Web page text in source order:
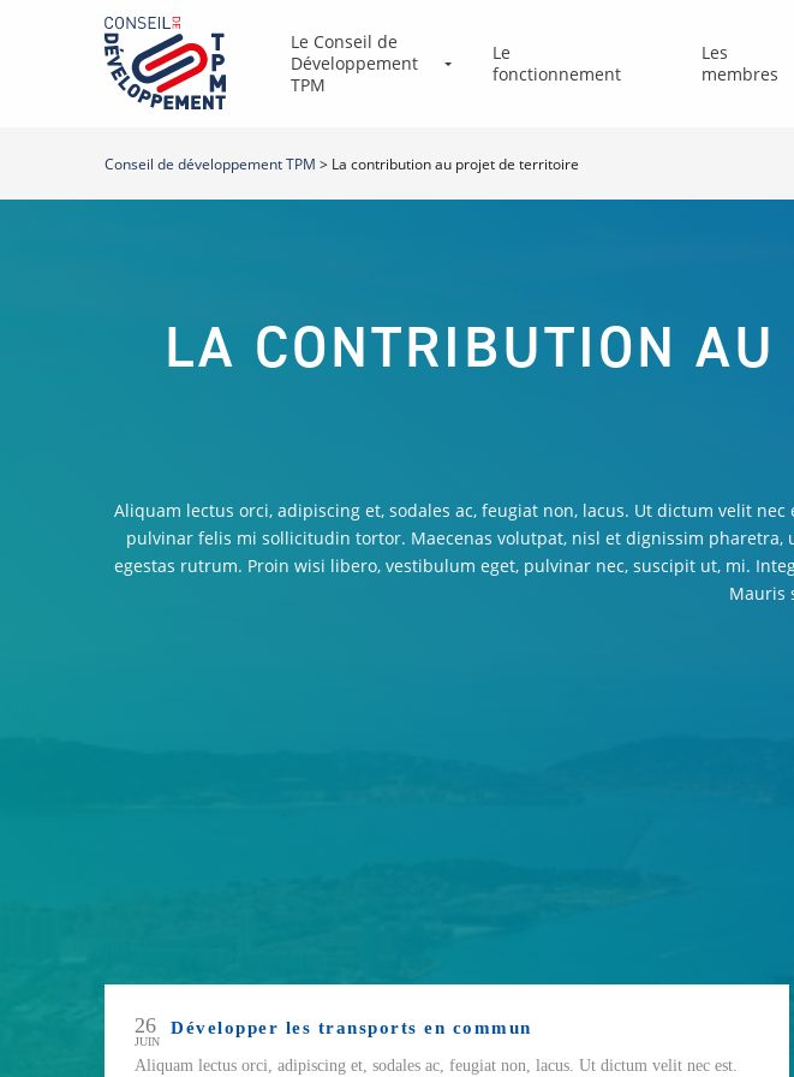
Le Conseil de
Développement
TPM
Le
fonctionnement
Les
membres
Conseil de développement TPM > La contribution au projet de territoire
LA CONTRIBUTION
Aliquam lectus orci, adipiscing et, sodales ac, feugiat non, lacus. Ut dictum velit
pulvinar felis mi sollicitudin tortor. Maecenas volutpat, nisl et dignissim
egestas rutrum. Proin wisi libero, vestibulum eget, pulvinar nec, suscipit ut, mi.
Mauris
26
JUIN
Développer les transports en commun
Aliquam lectus orci, adipiscing et, sodales ac, feugiat non, lacus. Ut dictum velit nec est.